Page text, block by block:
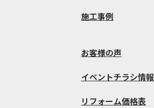
施工事例
お客様の声
イベントチラシ情報
リフォーム価格表